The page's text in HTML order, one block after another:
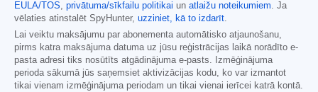
EULA/TOS, privātuma/sīkfailu politikai un atlaižu noteikumiem. Ja
vēlaties atinstalēt SpyHunter, uzziniet, kā to izdarīt.
Lai veiktu maksājumu par abonementa automātisko atjaunošanu,
pirms katra maksājuma datuma uz jūsu reģistrācijas laikā norādīto e-
pasta adresi tiks nosūtīts atgādinājuma e-pasts. Izmēģinājuma
perioda sākumā jūs saņemsiet aktivizācijas kodu, ko var izmantot
tikai vienam izmēģinājuma periodam un tikai vienai ierīcei katrā kontā.